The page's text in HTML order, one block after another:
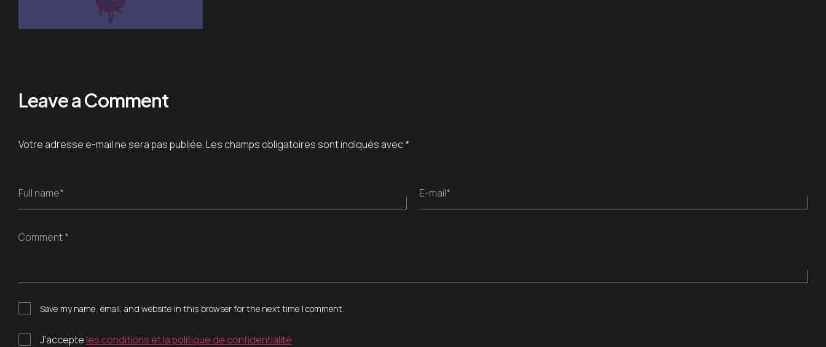
Leave a Comment
Votre adresse e-mail ne sera pas publiée. Les champs obligatoires sont indiqués avec*
Full name* E-mail*
Comment *
Save my name, email, and website in this browser for the next time I comment.
J’accepte les conditions et la politique de confidentialité